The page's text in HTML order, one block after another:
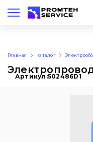
Рус
Главная Каталог
Артикул:502486D1